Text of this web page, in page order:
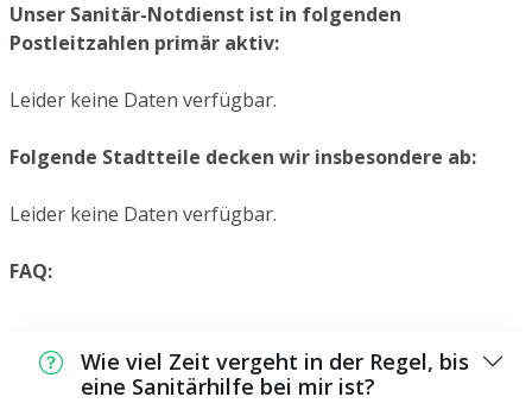
Unser Sanitär-Notdienst ist in folgenden
Postleitzahlen primär aktiv:
Leider keine Daten verfügbar.
Folgende Stadtteile decken wir insbesondere ab:
Leider keine Daten verfügbar.
FAQ:
Wie viel Zeit vergeht in der Regel, bis
eine Sanitärhilfe bei mir ist?